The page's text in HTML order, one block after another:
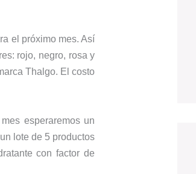
el próximo mes. Así
rojo, negro, rosa y
Thalgo. El costo
esperaremos un
lote de 5 productos
con factor de